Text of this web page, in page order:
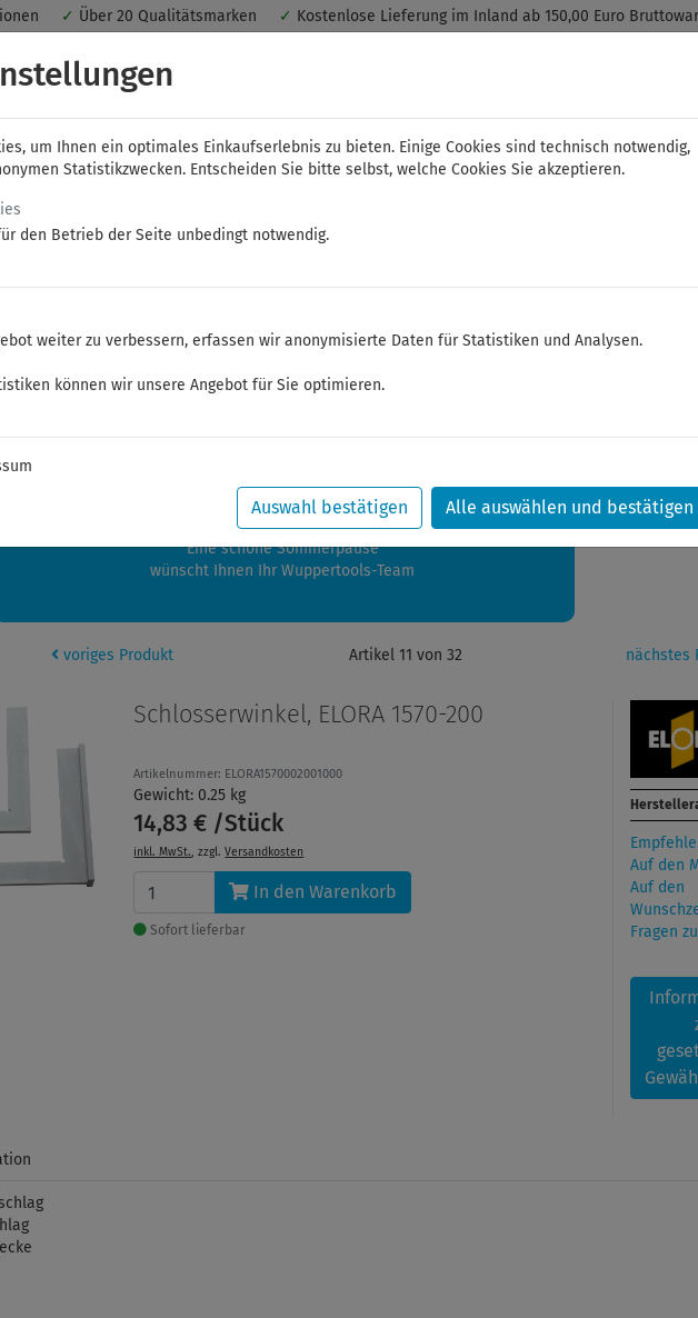
✓ Über 20 Qualitätsmarken ✓ Kostenlose Lieferung im Inland ab 150,00 Euro
für ein optimales Einkaufserlebnis. Dabei werden beispielsweise die Session-Informationen
Ohne Cookies ist der Funktionsumfang des Online-Shops eingeschränkt.
Sind Sie
NWS ELORA FELO Bauer & Böcker Mehr
Sommerferien
zwischen 28.07.2026 und 21.08.2026 machen auch wir Urlaub.
Ihre Bestellungen in diesem Zeitraum werden ab dem 24.08.2026 verschickt.
Eine schöne Sommerpause
wünscht Ihnen Ihr Wuppertools-Team
voriges Produkt Artikel 11 von 32 nächstes
Schlosserwinkel, ELORA 1570-200
Artikelnummer: ELORA1570002001000
Gewicht: 0.25 kg
14,83 € /Stück
inkl. MwSt., zzgl.Versandkosten
In den Warenkorb
Sofort lieferbar
Auf den
Auf den
Fragen
um Ihnen ein optimales Einkaufserlebnis zu bieten. Einige Cookies sind technisch notwendig,
Statistikzwecken. Entscheiden Sie bitte selbst, welche Cookies Sie akzeptieren.
den Betrieb der Seite unbedingt notwendig.
weiter zu verbessern, erfassen wir anonymisierte Daten für Statistiken und Analysen.
können wir unsere Angebot für Sie optimieren.
Auswahl bestätigen Alle auswählen und bestätigen